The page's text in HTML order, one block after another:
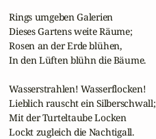
Rings umgeben Galerien
Dieses Gartens weite Räume;
Rosen an der Erde blühen,
In den Lüften blühn die Bäume.
Wasserstrahlen! Wasserflocken!
Lieblich rauscht ein Silberschwall;
Mit der Turteltaube Locken
Lockt zugleich die Nachtigall.